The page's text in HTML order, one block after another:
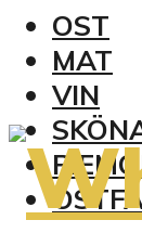
OST
MAT
VIN